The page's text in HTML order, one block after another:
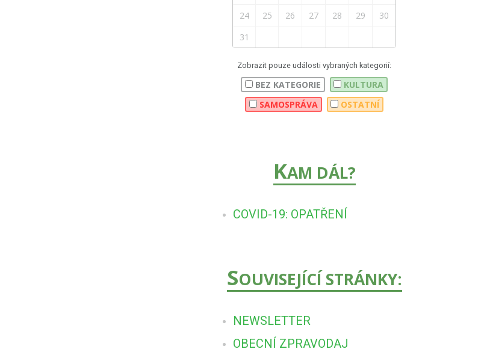
24
25 26 27 28 29
30
31
Zobrazit pouze události vybraných kategorií:
BEZ KATEGORIE
KULTURA
SAMOSPRÁVA
OSTATNÍ
KAM DÁL?
COVID-19: OPATŘENÍ
SOUVISEJÍCÍ STRÁNKY:
NEWSLETTER
OBECNÍ ZPRAVODAJ